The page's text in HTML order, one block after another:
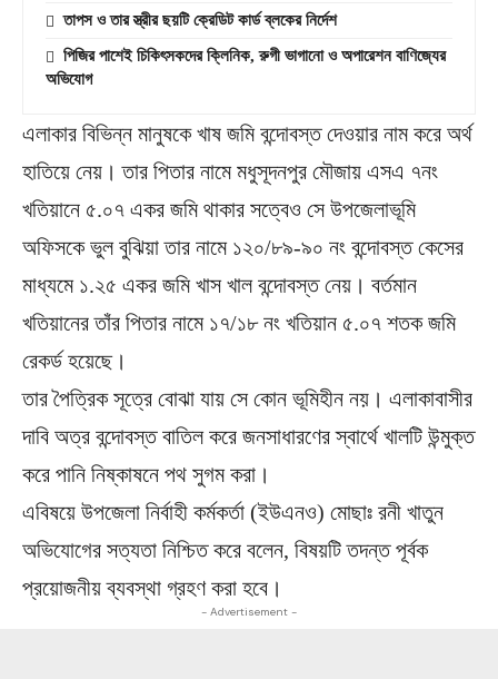
তাপস ও তার স্ত্রীর ছয়টি ক্রেডিট কার্ড ব্লকের নির্দেশ
পিজির পাশেই চিকিৎসকদের ক্লিনিক, রুগী ভাগানো ও অপারেশন বাণিজ্যের
অভিযোগ
এলাকার বিভিন্ন মানুষকে খাষ জমি বন্দোবস্ত দেওয়ার নাম করে অর্থ
হাতিয়ে নেয়। তার পিতার নামে মধুসূদনপুর মৌজায় এসএ ৭নং
খতিয়ানে ৫.০৭ একর জমি থাকার সত্বেও সে উপজেলাভূমি
অফিসকে ভুল বুঝিয়া তার নামে ১২০/৮৯-৯০ নং বন্দোবস্ত কেসের
মাধ্যমে ১.২৫ একর জমি খাস খাল বন্দোবস্ত নেয়। বর্তমান
খতিয়ানের তাঁর পিতার নামে ১৭/১৮ নং খতিয়ান ৫.০৭ শতক জমি
রেকর্ড হয়েছে।
তার পৈত্রিক সূত্রে বোঝা যায় সে কোন ভূমিহীন নয়। এলাকাবাসীর
দাবি অত্র বন্দোবস্ত বাতিল করে জনসাধারণের স্বার্থে খালটি উন্মুক্ত
করে পানি নিষ্কাষনে পথ সুগম করা।
এবিষয়ে উপজেলা নির্বাহী কর্মকর্তা (ইউএনও) মোছাঃ রনী খাতুন
অভিযোগের সত্যতা নিশ্চিত করে বলেন, বিষয়টি তদন্ত পূর্বক
প্রয়োজনীয় ব্যবস্থা গ্রহণ করা হবে।
- Advertisement -